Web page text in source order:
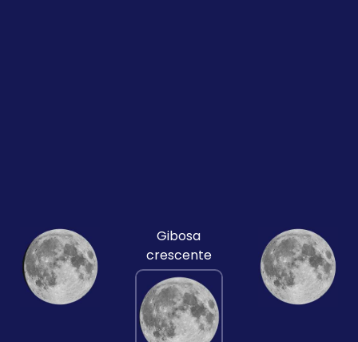
Gibosa
crescente